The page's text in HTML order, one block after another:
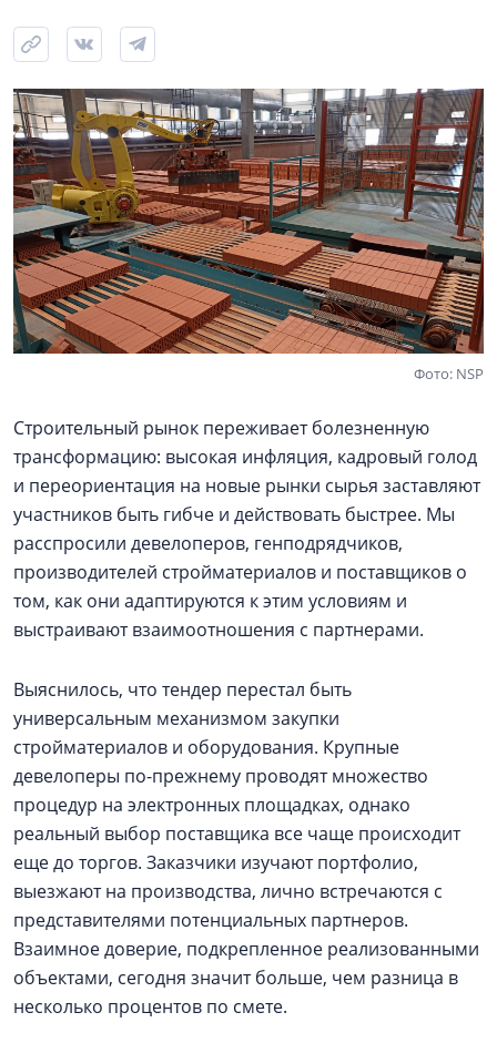
Фото: NSP
Строительный рынок переживает болезненную
трансформацию: высокая инфляция, кадровый голод
и переориентация на новые рынки сырья заставляют
участников быть гибче и действовать быстрее. Мы
расспросили девелоперов, генподрядчиков,
производителей стройматериалов и поставщиков о
том, как они адаптируются к этим условиям и
выстраивают взаимоотношения с партнерами.
Выяснилось, что тендер перестал быть
универсальным механизмом закупки
стройматериалов и оборудования. Крупные
девелоперы по-прежнему проводят множество
процедур на электронных площадках, однако
реальный выбор поставщика все чаще происходит
еще до торгов. Заказчики изучают портфолио,
выезжают на производства, лично встречаются с
представителями потенциальных партнеров.
Взаимное доверие, подкрепленное реализованными
объектами, сегодня значит больше, чем разница в
несколько процентов по смете.